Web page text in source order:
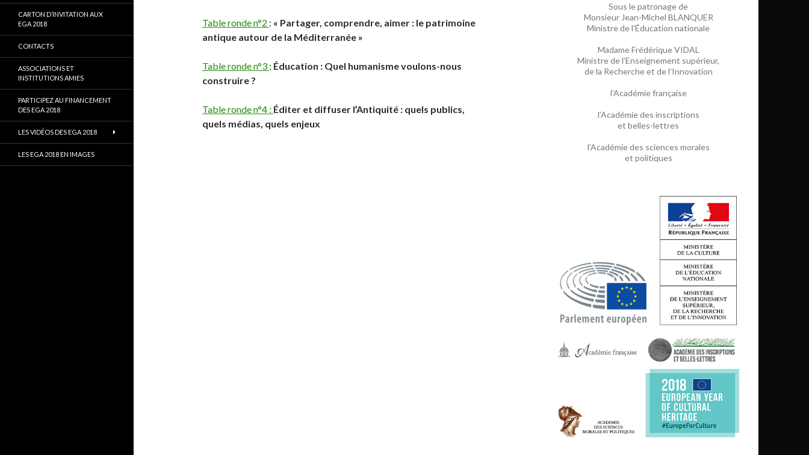
Table ronde n°2 : « Partager, comprendre, aimer : le patrimoine
antique autour de la Méditerranée »
Table ronde n°3 : Éducation : Quel humanisme voulons-nous
construire ?
Table ronde n°4 : Éditer et diffuser l’Antiquité : quels publics,
quels médias, quels enjeux
Sous le patronage de
Monsieur Jean-Michel BLANQUER
Ministre de l’Éducation nationale
Madame Frédérique VIDAL
Ministre de l’Enseignement supérieur,
de la Recherche et de l’Innovation
l’Académie française
l’Académie des inscriptions
et belles-lettres
l’Académie des sciences morales
et politiques
CARTON D’INVITATION AUX
EGA 2018
CONTACTS
ASSOCIATIONS ET
INSTITUTIONS AMIES
PARTICIPEZ AU FINANCEMENT
DES EGA 2018
LES VIDÉOS DES EGA 2018
LES EGA 2018 EN IMAGES